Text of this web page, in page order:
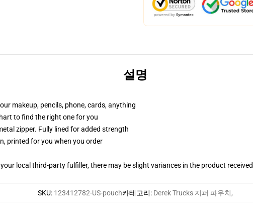
설명
makeup, pencils, phone, cards, anything
to find the right one for you
zipper. Fully lined for added strength
printed for you when you order
local third-party fulfiller, there may be slight variances in the product received
SKU: 123412782-US-pouch카테고리: Derek Trucks 지퍼 파우치,